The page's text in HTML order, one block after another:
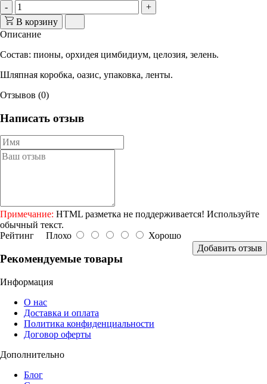
-
+
В корзину
Описание
Состав: пионы, орхидея цимбидиум, целозия, зелень.
Шляпная коробка, оазис, упаковка, ленты.
Отзывов (0)
Написать отзыв
Примечание: HTML разметка не поддерживается! Используйте
обычный текст.
Рейтинг Плохо
Хорошо
Добавить отзыв
Рекомендуемые товары
Информация
О нас
Доставка и оплата
Политика конфиденциальности
Договор оферты
Дополнительно
Блог